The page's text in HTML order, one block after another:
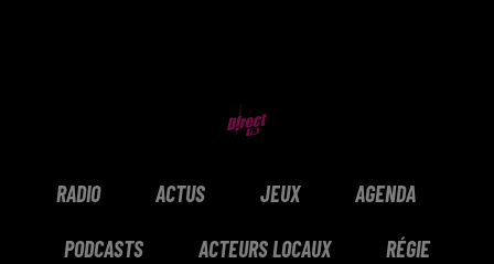
RADIO ACTUS JEUX AGENDA
PODCASTS ACTEURS LOCAUX RÉGIE